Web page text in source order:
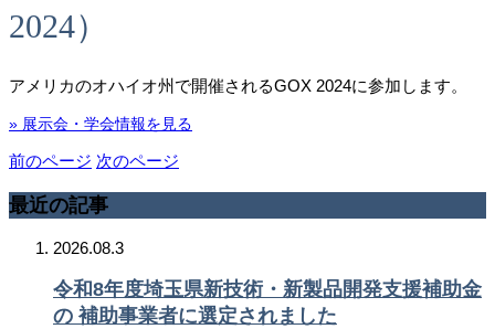
2024）
アメリカのオハイオ州で開催されるGOX 2024に参加します。
» 展示会・学会情報を見る
前のページ 次のページ
最近の記事
2026.08.3
令和8年度埼玉県新技術・新製品開発支援補助金
の 補助事業者に選定されました